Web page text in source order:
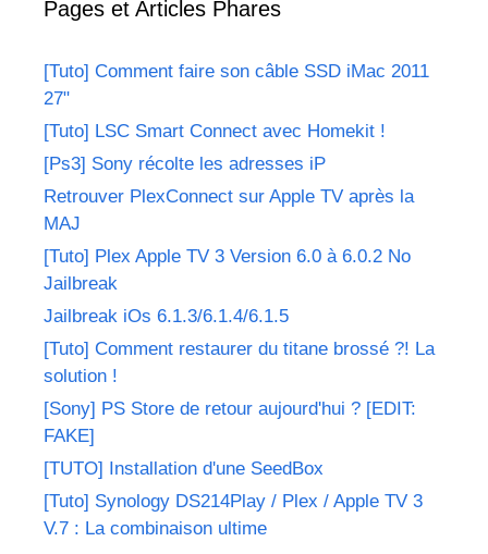
Pages et Articles Phares
[Tuto] Comment faire son câble SSD iMac 2011
27"
[Tuto] LSC Smart Connect avec Homekit !
[Ps3] Sony récolte les adresses iP
Retrouver PlexConnect sur Apple TV après la
MAJ
[Tuto] Plex Apple TV 3 Version 6.0 à 6.0.2 No
Jailbreak
Jailbreak iOs 6.1.3/6.1.4/6.1.5
[Tuto] Comment restaurer du titane brossé ?! La
solution !
[Sony] PS Store de retour aujourd'hui ? [EDIT:
FAKE]
[TUTO] Installation d'une SeedBox
[Tuto] Synology DS214Play / Plex / Apple TV 3
V.7 : La combinaison ultime